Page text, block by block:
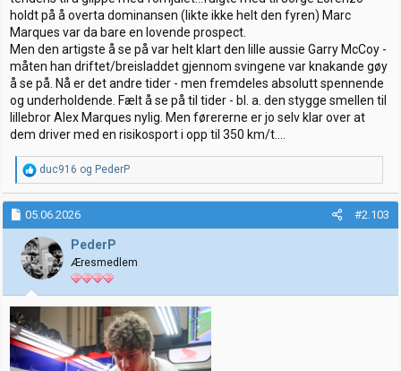
holdt på å overta dominansen (likte ikke helt den fyren) Marc
Marques var da bare en lovende prospect.
Men den artigste å se på var helt klart den lille aussie Garry McCoy -
måten han driftet/breisladdet gjennom svingene var knakande gøy
å se på. Nå er det andre tider - men fremdeles absolutt spennende
og underholdende. Fælt å se på til tider - bl. a. den stygge smellen til
lillebror Alex Marques nylig. Men førererne er jo selv klar over at
dem driver med en risikosport i opp til 350 km/t....
R
e
a
k
s
j
o
n
e
r
duc916 og PederP
05.06.2026 #2.103
PederP
Æresmedlem